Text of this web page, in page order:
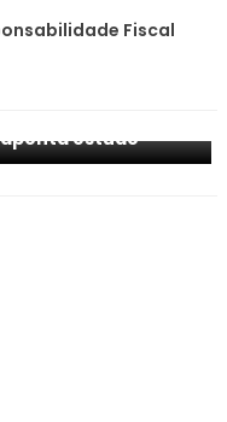
Fiscal
Queimadas
aponta estudo